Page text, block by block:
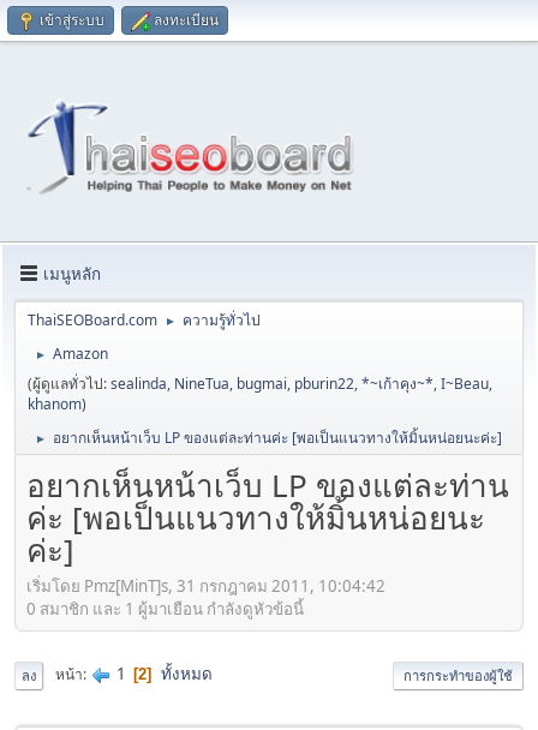
เข้าสู่ระบบ ลงทะเบียน
เมนูหลัก
ThaiSEOBoard.com ► ความรู้ทั่วไป
►
Amazon
(ผู้ดูแลทั่วไป:sealinda, NineTua, bugmai, pburin22,*~เก้าคุง~*,I~Beau,
khanom)
► อยากเห็นหน้าเว็บ LP ของแต่ละท่านค่ะ [พอเป็นแนวทางให้มิ้นหน่อยนะค่ะ]
อยากเห็นหน้าเว็บ LP ของแต่ละท่าน
ค่ะ [พอเป็นแนวทางให้มิ้นหน่อยนะ
ค่ะ]
เริ่มโดย Pmz[MinT]s, 31 กรกฎาคม 2011, 10:04:42
0 สมาชิก และ 1 ผู้มาเยือน กำลังดูหัวข้อนี้
ลง หน้า 1 2 ทั้งหมด การกระทำของผู้ใช้